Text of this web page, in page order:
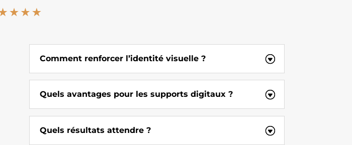
Comment renforcer l’identité visuelle ?
Quels avantages pour les supports digitaux ?
Quels résultats attendre ?